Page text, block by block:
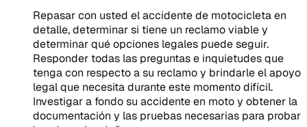
Repasar con usted el accidente de motocicleta en
detalle, determinar si tiene un reclamo viable y
determinar qué opciones legales puede seguir.
Responder todas las preguntas e inquietudes que
tenga con respecto a su reclamo y brindarle el apoyo
legal que necesita durante este momento difícil.
Investigar a fondo su accidente en moto y obtener la
documentación y las pruebas necesarias para probar